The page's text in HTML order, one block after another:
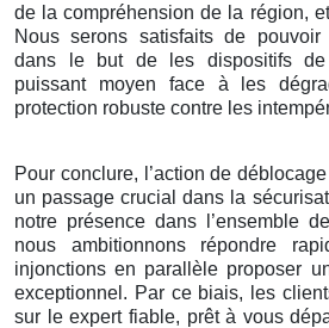
de la compréhension de la région,
Nous serons satisfaits de
dans le but de les dispositifs de
puissant moyen face à les
protection robuste contre les
Pour conclure, l’action de
un passage crucial dans la
notre présence dans l’ensemble
nous ambitionnons répondre
injonctions en parallèle proposer
exceptionnel. Par ce biais, les
sur le expert fiable, prêt à vous